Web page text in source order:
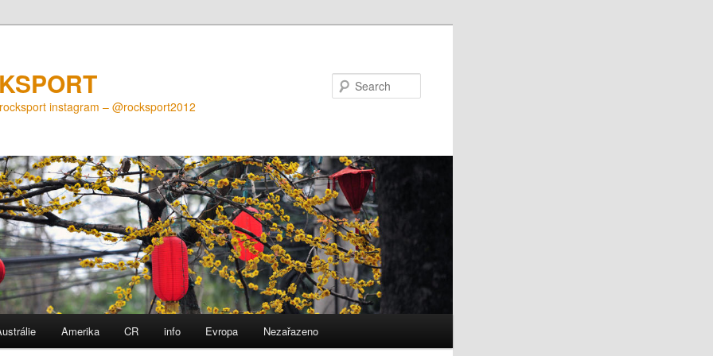
instagram – @rocksport2012
Amerika CR info Evropa Nezařazeno